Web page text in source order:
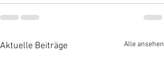
Aktuelle Beiträge Alle ansehen